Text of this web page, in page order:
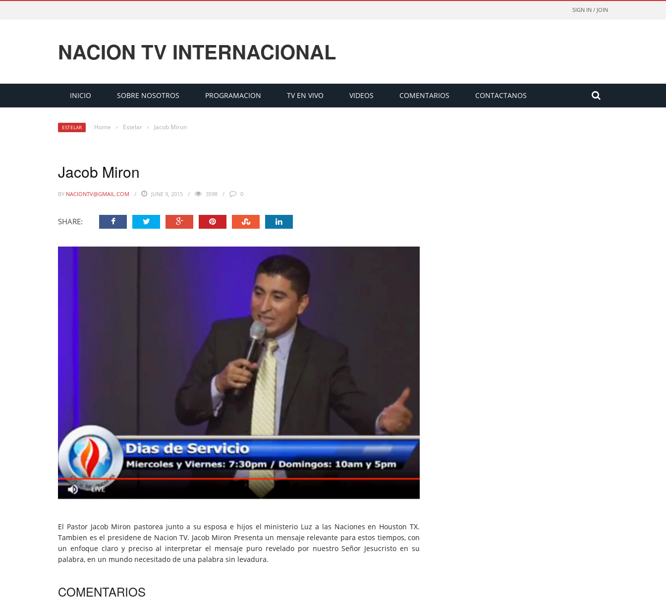
SIGN IN / JOIN
NACION TV INTERNACIONAL
INICIO SOBRE NOSOTROS PROGRAMACION TV EN VIVO VIDEOS COMENTARIOS CONTACTANOS
ESTELAR Home › Estelar › Jacob Miron
Jacob Miron
BY NACIONTV@GMAIL.COM JUNE 9, 2015 3598 0
SHARE:
El Pastor Jacob Miron pastorea junto a su esposa e hijos el ministerio Luz a las Naciones en Houston TX.
Tambien es el presidene de Nacion TV. Jacob Miron Presenta un mensaje relevante para estos tiempos, con
un enfoque claro y preciso al interpretar el mensaje puro revelado por nuestro Señor Jesucristo en su
palabra, en un mundo necesitado de una palabra sin levadura.
COMENTARIOS